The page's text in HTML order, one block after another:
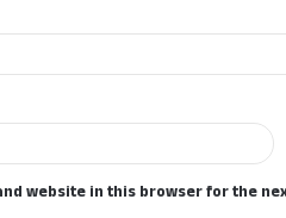
website in this browser for the